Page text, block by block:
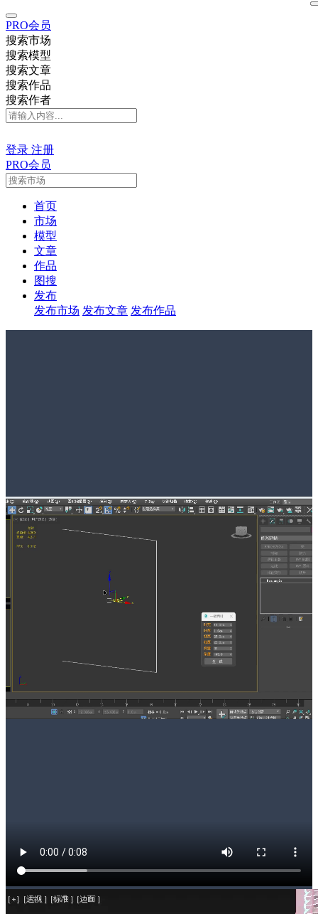
PRO会员
搜索市场
搜索模型
搜索文章
搜索作品
搜索作者
登录 注册
PRO会员
首页
市场
模型
文章
作品
图搜
发布
发布市场 发布文章 发布作品